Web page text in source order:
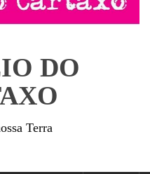
DO
Terra